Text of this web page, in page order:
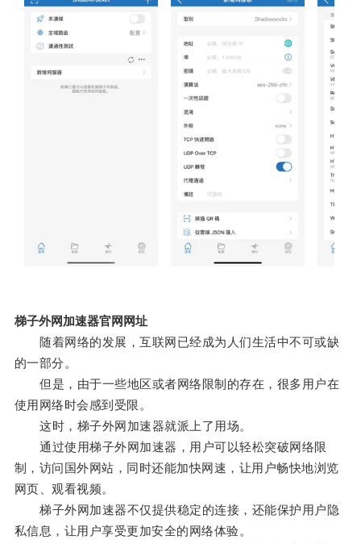
梯子外网加速器官网网址
随着网络的发展，互联网已经成为人们生活中不可或缺
的一部分。
但是，由于一些地区或者网络限制的存在，很多用户在
使用网络时会感到受限。
这时，梯子外网加速器就派上了用场。
通过使用梯子外网加速器，用户可以轻松突破网络限
制，访问国外网站，同时还能加快网速，让用户畅快地浏览
网页、观看视频。
梯子外网加速器不仅提供稳定的连接，还能保护用户隐
私信息，让用户享受更加安全的网络体验。